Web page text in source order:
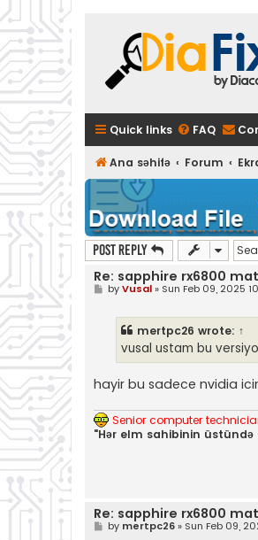
Quick links FAQ
Ana səhifə Forum
Post Reply
Re: sapphire rx6800
PbyVusal» Sun Feb 09, 2025
mertpc26 wrote: ↑
vusal ustam bu
hayir bu sadece nvidia
Senior computer
"Hər elm sahibinin üstündə
Re: sapphire rx6800
Pby mertpc26» Sun Feb 09,